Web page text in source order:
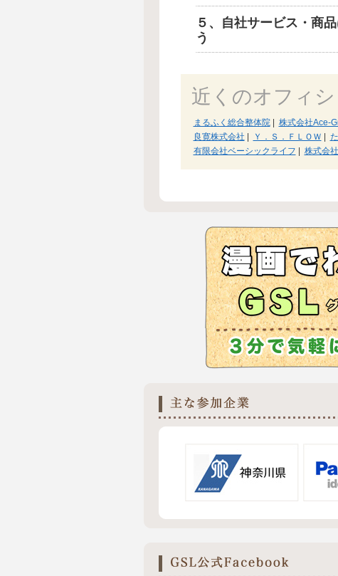
５、自社サービス・商
う
近くのオフィ
まるふく総合整体院| 株式会社Ace-
良寛株式会社
Ｙ．Ｓ．ＦＬＯＷ
有限会社ベーシックライフ
株式会